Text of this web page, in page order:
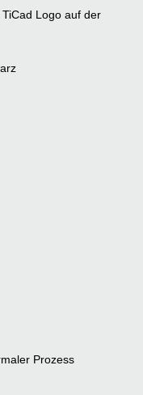
Logo auf der
Prozess